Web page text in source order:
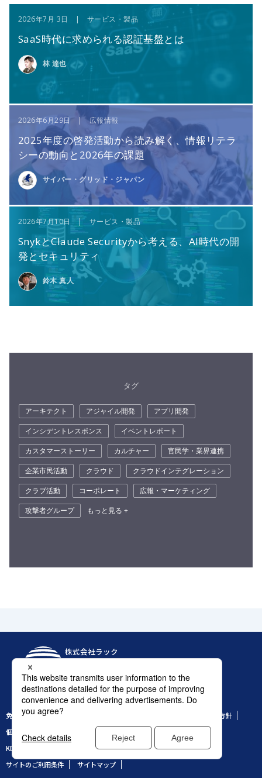
2026年7月 3日 | サービス・製品
SaaS時代に求められる認証基盤とは
林 達也
2026年6月29日 | 広報情報
2025年度の啓発活動から読み解く、情報リテラ
シーの動向と2026年の課題
サイバー・グリッド・ジャパン
2026年7月10日 | サービス・製品
SnykとClaude Securityから考える、AI時代の開
発とセキュリティ
鈴木 真人
タグ
アーキテクト アジャイル開発
アプリ開発
インシデントレスポンス
イベントレポート
カスタマーストーリー
カルチャー
官民学・業界連携
企業市民活動
クラウド
クラウドインテグレーション
クラブ活動
コーポレート
広報・マーケティング
攻撃者グループ
もっと見る +
株式会社ラック
アクセス
免責条項 情報セキュリティ基本方針
特定個人情報についての基本方針
個人情報保護方針
個人情報の取り扱いについて
KDDIグループ環境方針
当社商標の使用に関するガイドライン
サイトのご利用条件
サイトマップ